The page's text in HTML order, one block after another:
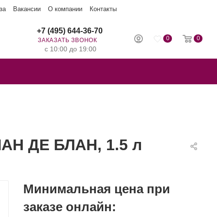
Вакансии О компании Контакты
0 0
+7 (495) 644-36-70
ЗАКАЗАТЬ ЗВОНОК
с 10:00 до 19:00
ДЕ БЛАН, 1.5 л
Минимальная цена при
заказе онлайн: